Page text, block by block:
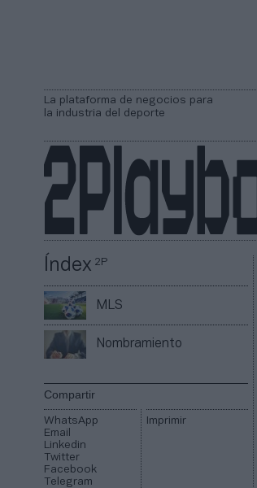
La plataforma de negocios para
la industria del deporte
Índex2P
MLS
Nombramiento
Compartir
WhatsApp
Email
Linkedin
Twitter
Facebook
Telegram
Imprimir